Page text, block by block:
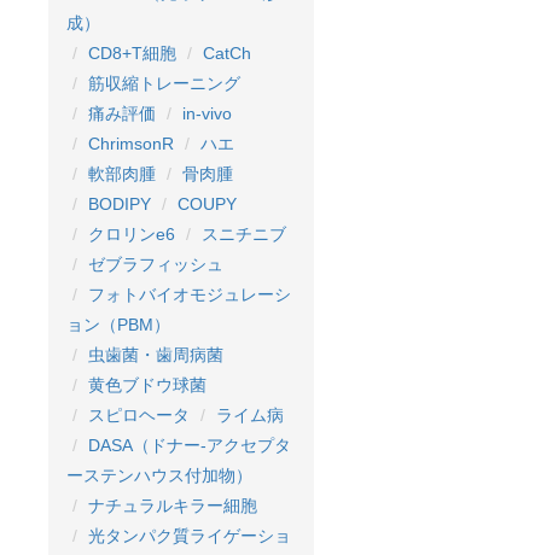
成）
CD8+T細胞
CatCh
筋収縮トレーニング
痛み評価
in-vivo
ChrimsonR
ハエ
軟部肉腫
骨肉腫
BODIPY
COUPY
クロリンe6
スニチニブ
ゼブラフィッシュ
フォトバイオモジュレーシ
ョン（PBM）
虫歯菌・歯周病菌
黄色ブドウ球菌
スピロヘータ
ライム病
DASA（ドナー-アクセプタ
ーステンハウス付加物）
ナチュラルキラー細胞
光タンパク質ライゲーショ